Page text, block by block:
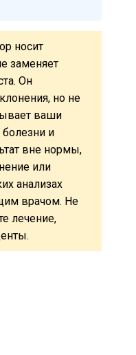
носит
заменяет
Он
но не
ваши
и
вне нормы,
или
анализах
врачом. Не
лечение,